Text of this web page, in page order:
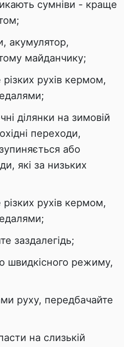
сумніви - краще
акумулятор,
майданчику;
рухів кермом,
ділянки на зимовій
переходи,
або
які за низьких
рухів кермом,
заздалегідь;
швидкісного режиму,
руху, передбачайте
на слизькій